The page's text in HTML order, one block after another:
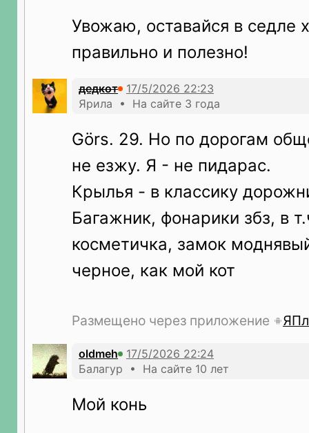
Увожаю, оставайся в седле
правильно и полезно!
дедкот
Ярила • На сайте 3 года
Görs. 29. Но по дорогам
не езжу. Я - не пидарас.
Крылья - в классику
Багажник, фонарики збз, в
косметичка, замок
черное, как мой кот
Размещено через приложение
oldmeh
Балагур • На сайте 10 лет
Мой конь